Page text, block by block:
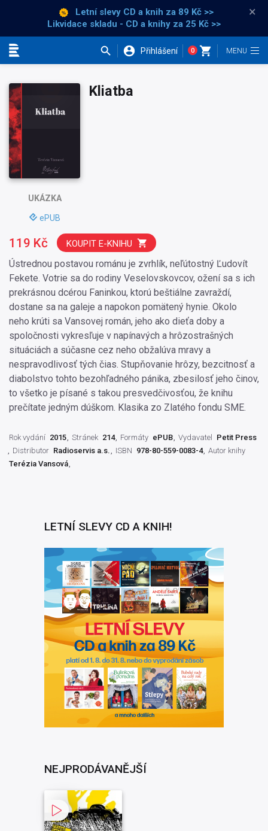
Letní slevy CD a knih za 89 Kč >>
Likvidace skladu - CD a knihy za 25 Kč >>
×
Přihlášení 0
UKÁZKA
ePUB
Kliatba
Ústrednou postavou románu je zvrhlík, neľútostný Ľudovít
Fekete. Votrie sa do rodiny Veselovskovcov, ožení sa s ich
prekrásnou dcérou Faninkou, ktorú beštiálne zavraždí,
dostane sa na galeje a napokon pomätený hynie. Okolo
neho krúti sa Vansovej román, jeho ako dieťa doby a
spoločnosti vykresľuje v napínavých a hrôzostrašných
situáciách a súčasne cez neho obžalúva mravy a
nespravodlivosť tých čias. Stupňovanie hrôzy, bezcitnosť a
diabolstvo tohto bezohľadného pánika, zbesilosť jeho činov,
to všetko je písané s takou presvedčivosťou, že knihu
prečítate jedným dúškom. Klasika zo Zlatého fondu SME.
119 Kč KOUPIT E-KNIHU
Rok vydání 2015 Stránek 214 Formáty ePUB Vydavatel
Petit Press
Distributor Radioservis a.s. ISBN 978-80-559-0083-4 Autor knihy
Terézia Vansová
LETNÍ SLEVY CD A KNIH!
NEJPRODÁVANĚJŠÍ